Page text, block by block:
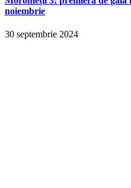
noiembrie
30 septembrie 2024